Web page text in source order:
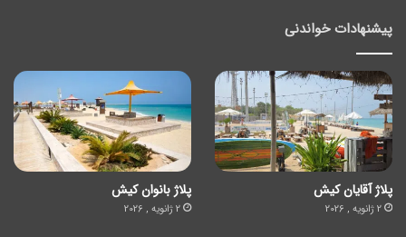
پیشنهادات خواندنی
پلاژ آقایان کیش
2 ژانویه , 2026
پلاژ بانوان کیش
2 ژانویه , 2026